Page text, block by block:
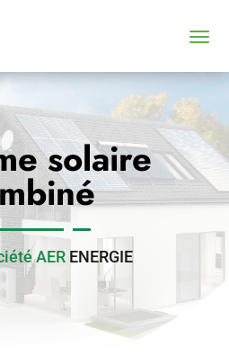
solaire
AER ENERGIE